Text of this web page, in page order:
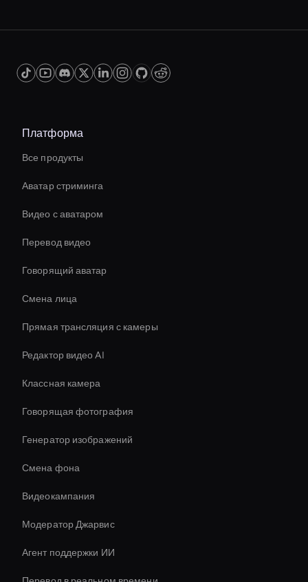
Платформа
Все продукты
Аватар стриминга
Видео с аватаром
Перевод видео
Говорящий аватар
Смена лица
Прямая трансляция с камеры
Редактор видео AI
Классная камера
Говорящая фотография
Генератор изображений
Смена фона
Видеокампания
Модератор Джарвис
Агент поддержки ИИ